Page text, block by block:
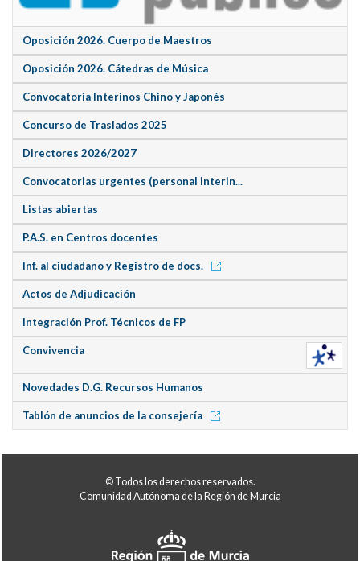
Oposición 2026. Cuerpo de Maestros
Oposición 2026. Cátedras de Música
Convocatoria Interinos Chino y Japonés
Concurso de Traslados 2025
Directores 2026/2027
Convocatorias urgentes (personal interin...
Listas abiertas
P.A.S. en Centros docentes
Inf. al ciudadano y Registro de docs.
Actos de Adjudicación
Integración Prof. Técnicos de FP
Convivencia
Novedades D.G. Recursos Humanos
Tablón de anuncios de la consejería
© Todos los derechos reservados.
Comunidad Autónoma de la Región de Murcia